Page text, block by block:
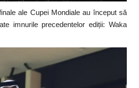
ale Cupei Mondiale au început să
imnurile precedentelor ediții: Waka